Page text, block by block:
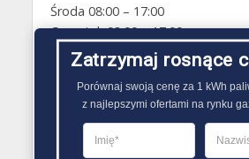
Środa 08:00 – 17:00
Czwartek 08:00 – 17:00
Piątek 08:00 – 17:00
Sobota Zamknięte
Niedziela Zamknięte
PORÓWNYWARKA OFERT
Zatrzymaj rosnące
Porównaj swoją cenę za 1 kWh
z najlepszymi ofertami na rynku